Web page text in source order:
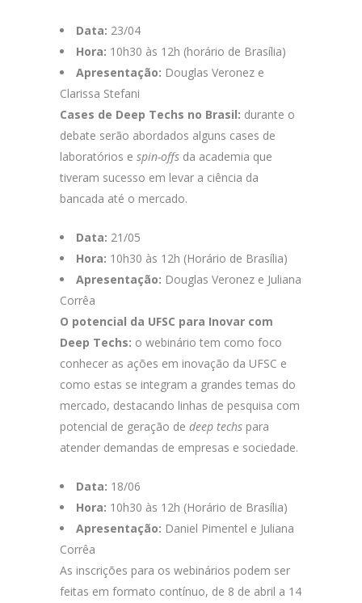
Data: 23/04
Hora: 10h30 às 12h (horário de Brasília)
Apresentação: Douglas Veronez e
Clarissa Stefani
Cases de Deep Techs no Brasil: durante o
debate serão abordados alguns cases de
laboratórios e spin-offs da academia que
tiveram sucesso em levar a ciência da
bancada até o mercado.
Data: 21/05
Hora: 10h30 às 12h (Horário de Brasília)
Apresentação: Douglas Veronez e Juliana
Corrêa
O potencial da UFSC para Inovar com
Deep Techs: o webinário tem como foco
conhecer as ações em inovação da UFSC e
como estas se integram a grandes temas do
mercado, destacando linhas de pesquisa com
potencial de geração de deep techs para
atender demandas de empresas e sociedade.
Data: 18/06
Hora: 10h30 às 12h (Horário de Brasília)
Apresentação: Daniel Pimentel e Juliana
Corrêa
As inscrições para os webinários podem ser
feitas em formato contínuo, de 8 de abril a 14